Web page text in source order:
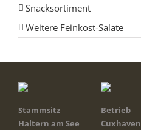
Snacksortiment
Weitere Feinkost-Salate
Stammsitz
Haltern am See
Betrieb
Cuxhaven